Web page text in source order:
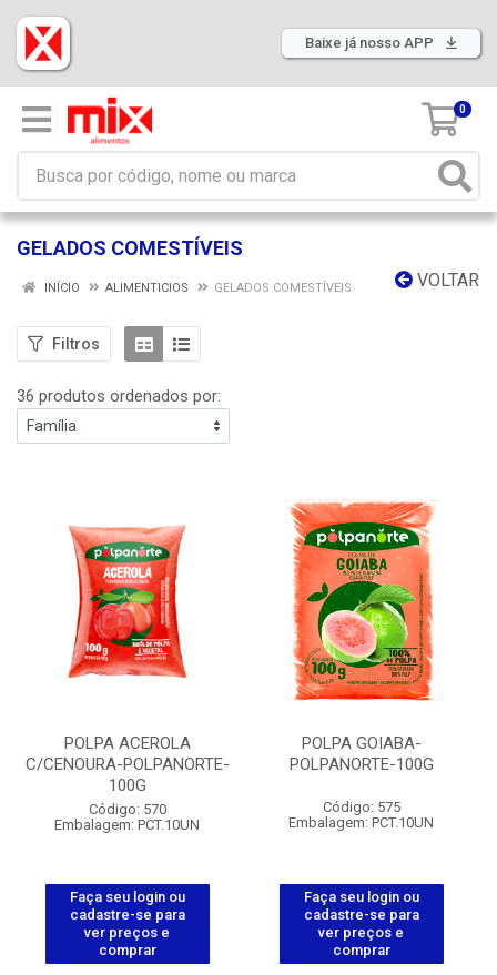
Baixe já nosso APP
0
GELADOS COMESTÍVEIS
VOLTAR
INÍCIO ALIMENTICIOS GELADOS COMESTÍVEIS
Filtros
36 produtos ordenados por:
POLPA ACEROLA
C/CENOURA-POLPANORTE-
100G
Código: 570
Embalagem: PCT.10UN
Faça seu login ou
cadastre-se para
ver preços e
comprar
POLPA GOIABA-
POLPANORTE-100G
Código: 575
Embalagem: PCT.10UN
Faça seu login ou
cadastre-se para
ver preços e
comprar